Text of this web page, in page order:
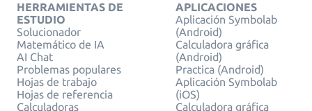
HERRAMIENTAS DE
ESTUDIO
Solucionador
Matemático de IA
AI Chat
Problemas populares
Hojas de trabajo
Hojas de referencia
Calculadoras
APLICACIONES
Aplicación Symbolab
(Android)
Calculadora gráfica
(Android)
Practica (Android)
Aplicación Symbolab
(iOS)
Calculadora gráfica